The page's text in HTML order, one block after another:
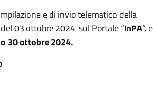
e di invio telematico della
03 ottobre 2024, sul Portale “InPA”, e
30 ottobre 2024.